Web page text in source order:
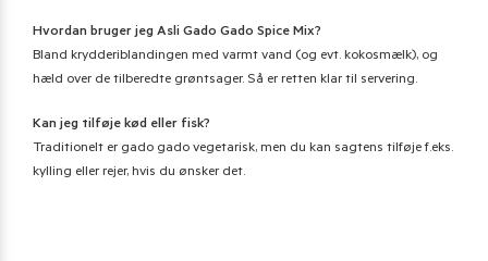
Hvordan bruger jeg Asli Gado Gado Spice Mix?
Bland krydderiblandingen med varmt vand (og evt. kokosmælk), og
hæld over de tilberedte grøntsager. Så er retten klar til servering.
Kan jeg tilføje kød eller fisk?
Traditionelt er gado gado vegetarisk, men du kan sagtens tilføje f.eks.
kylling eller rejer, hvis du ønsker det.